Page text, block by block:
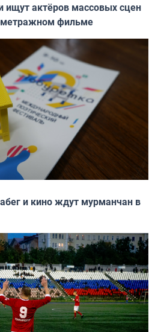
ищут актёров массовых сцен
фильме
и кино ждут мурманчан в